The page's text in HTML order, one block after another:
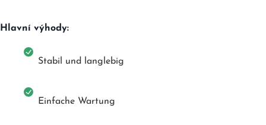
Hlavní výhody:
Stabil und langlebig
Einfache Wartung